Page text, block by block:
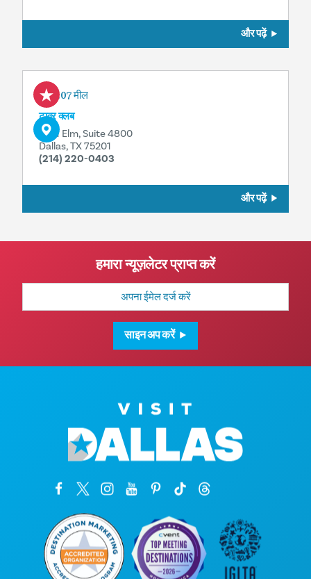
और पढ़ें
0.07 मील
टावर क्लब
1601 Elm, Suite 4800
Dallas, TX 75201
(214) 220-0403
और पढ़ें
हमारा न्यूज़लेटर प्राप्त करें
मेल
साइन अप करें